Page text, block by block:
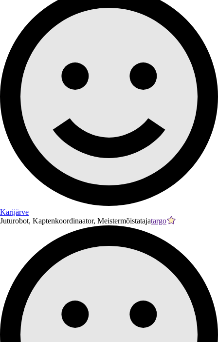
Karijärve
Juturobot, Kaptenkoordinaator, Meistermõistatajatargo